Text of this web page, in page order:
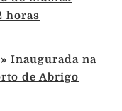
horas
Inaugurada na
de Abrigo